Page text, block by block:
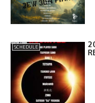
SCHEDULE